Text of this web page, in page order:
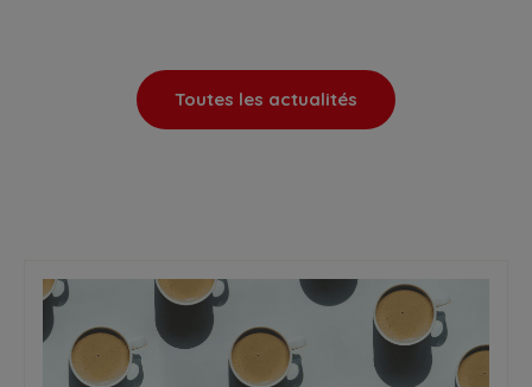
Toutes les actualités